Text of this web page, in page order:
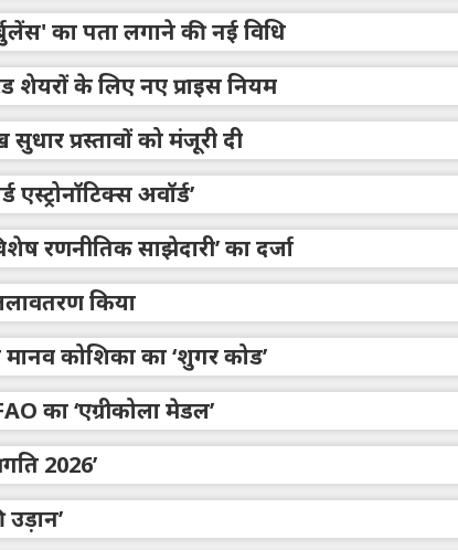
का पता लगाने की नई विधि
शेयरों के लिए नए प्राइस नियम
प्रस्तावों को मंजूरी दी
एस्ट्रोनॉटिक्स अवॉर्ड’
रणनीतिक साझेदारी’ का दर्जा
किया
मानव कोशिका का ‘शुगर कोड’
का ‘एग्रीकोला मेडल’
2026’